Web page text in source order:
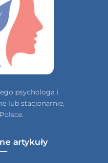
psychologa i
lub stacjonarnie,
artykuły